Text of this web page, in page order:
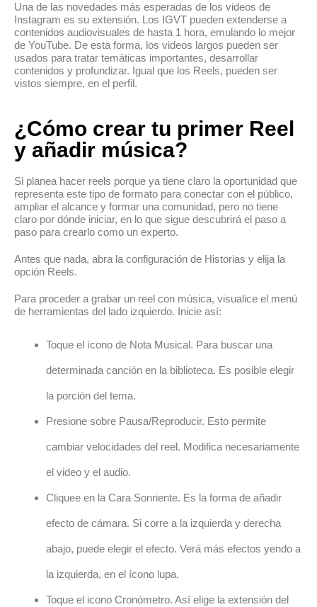
Una de las novedades más esperadas de los videos de
Instagram es su extensión. Los IGVT pueden extenderse a
contenidos audiovisuales de hasta 1 hora, emulando lo mejor
de YouTube. De esta forma, los videos largos pueden ser
usados para tratar temáticas importantes, desarrollar
contenidos y profundizar. Igual que los Reels, pueden ser
vistos siempre, en el perfil.
¿Cómo crear tu primer Reel
y añadir música?
Si planea hacer reels porque ya tiene claro la oportunidad que
representa este tipo de formato para conectar con el público,
ampliar el alcance y formar una comunidad, pero no tiene
claro por dónde iniciar, en lo que sigue descubrirá el paso a
paso para crearlo como un experto.
Antes que nada, abra la configuración de Historias y elija la
opción Reels.
Para proceder a grabar un reel con música, visualice el menú
de herramientas del lado izquierdo. Inicie así:
Toque el ícono de Nota Musical. Para buscar una
determinada canción en la biblioteca. Es posible elegir
la porción del tema.
Presione sobre Pausa/Reproducir. Esto permite
cambiar velocidades del reel. Modifica necesariamente
el video y el audio.
Cliquee en la Cara Sonriente. Es la forma de añadir
efecto de cámara. Si corre a la izquierda y derecha
abajo, puede elegir el efecto. Verá más efectos yendo a
la izquierda, en el ícono lupa.
Toque el icono Cronómetro. Así elige la extensión del